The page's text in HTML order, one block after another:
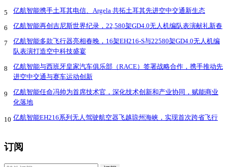
5 亿航智能携手土耳其电信、Argela 共拓土耳其先进空中交通新生态
6 亿航智能再创吉尼斯世界纪录，22,580架GD4.0无人机编队表演献礼新春
7
亿航智能多款飞行器亮相春晚，16架EH216-S与22580架GD4.0无人机编
队表演打造空中科技盛宴
8
亿航智能与西班牙皇家汽车俱乐部（RACE）签署战略合作，携手推动先
进空中交通与赛车运动创新
9
亿航智能任命冯帅为首席技术官，深化技术创新和产业协同，赋能商业
化落地
10 亿航智能EH216系列无人驾驶航空器飞越琼州海峡，实现首次跨省飞行
订阅